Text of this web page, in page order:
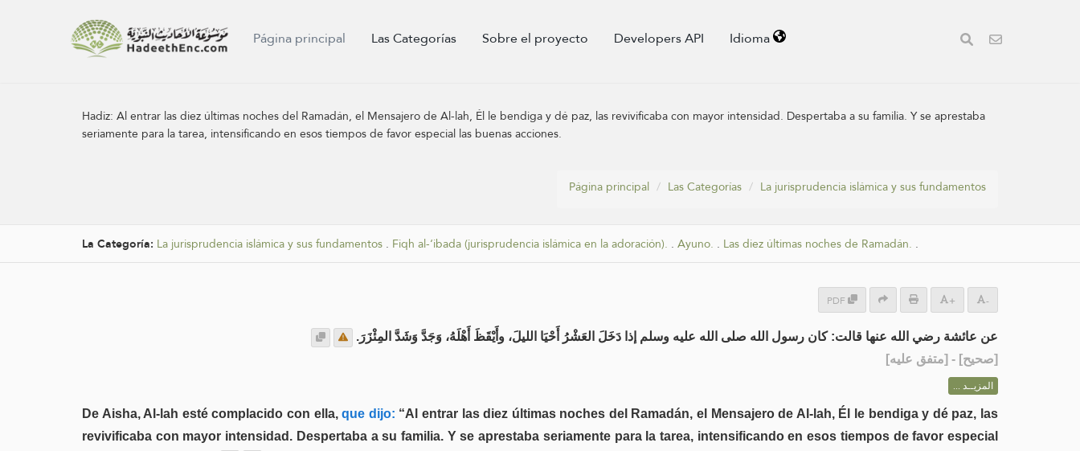
Página principal Las Categorías Sobre el proyecto Developers API Idioma
Hadiz:Al entrar las diez últimas noches del Ramadán, el Mensajero de Al-lah, Él le bendiga y dé paz, las revivificaba con mayor intensidad. Despertaba a su familia. Y se aprestaba
seriamente para la tarea, intensificando en esos tiempos de favor especial las buenas acciones.
Página principal Las Categorías La jurisprudencia islámica y sus fundamentos
La Categoría: La jurisprudencia islámica y sus fundamentos . Fiqh al-‘ibada (jurisprudencia islámica en la adoración). . Ayuno. . Las diez últimas noches de Ramadán. .
PDF + -
عن عائشة رضي الله عنها قالت: كان رسول الله صلى الله عليه وسلم إذا دَخَلَ العَشْرُ أَحْيَا الليلَ، وأَيْقَظَ أَهْلَهُ، وَجَدَّ وَشَدَّ المِئْزَرَ.
[صحيح] - [متفق عليه]
المزيــد ...
De Aisha, Al-lah esté complacido con ella,que dijo: “Al entrar las diez últimas noches del Ramadán, el Mensajero de Al-lah, Él le bendiga y dé paz, las
revivificaba con mayor intensidad. Despertaba a su familia. Y se aprestaba seriamente para la tarea, intensificando en esos tiempos de favor especial